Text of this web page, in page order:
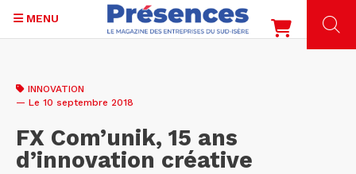
contenu
MENU
INNOVATION
— Le 10 septembre 2018
FX Com’unik, 15 ans
d’innovation créative